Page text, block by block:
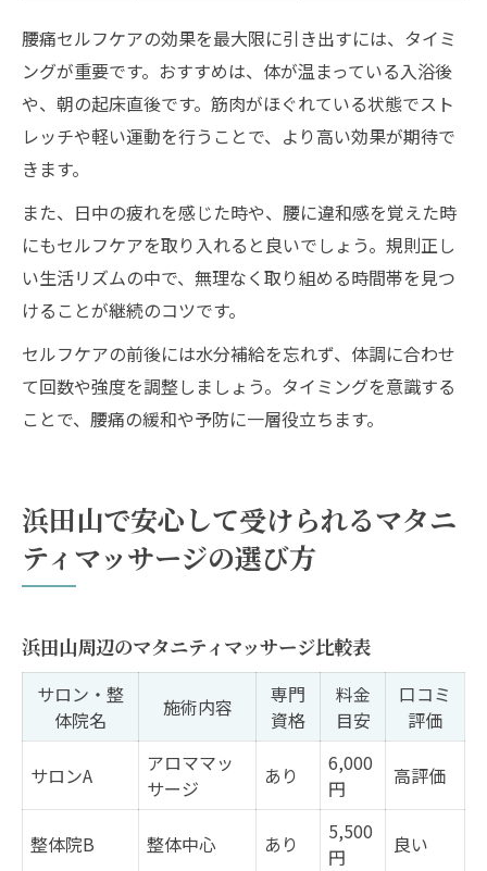
腰痛セルフケアの効果を最大限に引き出すには、タイミ
ングが重要です。おすすめは、体が温まっている入浴後
や、朝の起床直後です。筋肉がほぐれている状態でスト
レッチや軽い運動を行うことで、より高い効果が期待で
きます。
また、日中の疲れを感じた時や、腰に違和感を覚えた時
にもセルフケアを取り入れると良いでしょう。規則正し
い生活リズムの中で、無理なく取り組める時間帯を見つ
けることが継続のコツです。
セルフケアの前後には水分補給を忘れず、体調に合わせ
て回数や強度を調整しましょう。タイミングを意識する
ことで、腰痛の緩和や予防に一層役立ちます。
浜田山で安心して受けられるマタニ
ティマッサージの選び方
浜田山周辺のマタニティマッサージ比較表
サロン・整
体院名
施術内容
専門
資格
料金
目安
口コミ
評価
サロンA
アロママッ
サージ
あり
6,000
円
高評価
整体院B 整体中心 あり
5,500
円
良い